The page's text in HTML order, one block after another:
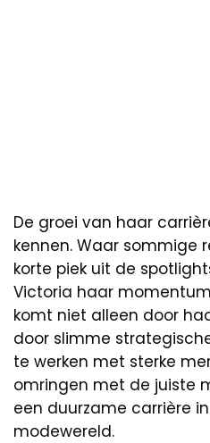
De groei van haar
kennen. Waar sommige
korte piek uit de
Victoria haar
komt niet alleen door
door slimme
te werken met sterke
omringen met de juiste
een duurzame carrière
modewereld.